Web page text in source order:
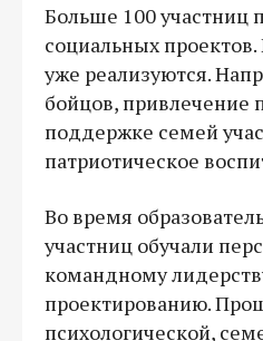
Больше 100 участниц
социальных
уже реализуются.
бойцов, привлечение
поддержке семей
патриотическое
Во время
участниц обучали
командному
проектированию.
психологической,